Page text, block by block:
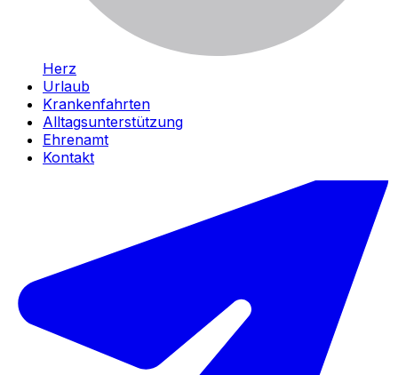
Herz
Urlaub
Krankenfahrten
Alltagsunterstützung
Ehrenamt
Kontakt